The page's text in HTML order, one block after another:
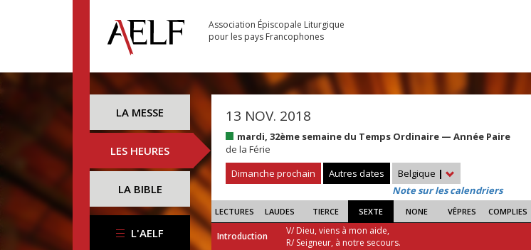
Association Épiscopale Liturgique
pour les pays Francophones
LA MESSE
LES HEURES
LA BIBLE
L'AELF
13 NOV. 2018
mardi, 32ème semaine du Temps Ordinaire — Année Paire
de la Férie
Dimanche prochain
Autres dates Belgique |
Note sur les calendriers
LECTURES LAUDES TIERCE SEXTE NONE VÊPRES COMPLIES
Introduction
V/ Dieu, viens à mon aide,
R/ Seigneur, à notre secours.